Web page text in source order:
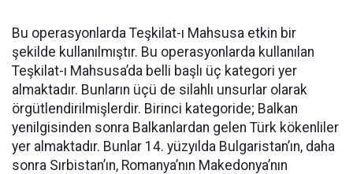
Bu operasyonlarda Teşkilat-ı Mahsusa etkin bir
şekilde kullanılmıştır. Bu operasyonlarda kullanılan
Teşkilat-ı Mahsusa’da belli başlı üç kategori yer
almaktadır. Bunların üçü de silahlı unsurlar olarak
örgütlendirilmişlerdir. Birinci kategoride; Balkan
yenilgisinden sonra Balkanlardan gelen Türk kökenliler
yer almaktadır. Bunlar 14. yüzyılda Bulgaristan’ın, daha
sonra Sırbistan’ın, Romanya’nın Makedonya’nın